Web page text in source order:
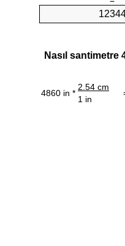
Nasıl
4860 in *
2.54 cm
1 in